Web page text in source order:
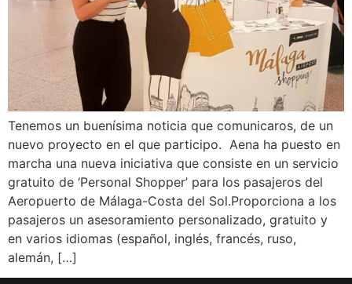
Tenemos un buenísima noticia que comunicaros, de un
nuevo proyecto en el que participo. Aena ha puesto en
marcha una nueva iniciativa que consiste en un servicio
gratuito de ‘Personal Shopper’ para los pasajeros del
Aeropuerto de Málaga-Costa del Sol.Proporciona a los
pasajeros un asesoramiento personalizado, gratuito y
en varios idiomas (español, inglés, francés, ruso,
alemán, […]